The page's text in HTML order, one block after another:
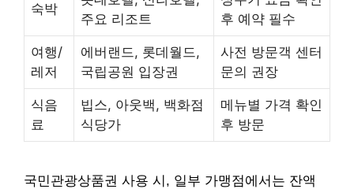
숙박
주요 리조트
후 예약 필수
여행/
레저
에버랜드, 롯데월드,
국립공원 입장권
사전 방문객 센터
문의 권장
식음
료
빕스, 아웃백, 백화점
식당가
메뉴별 가격 확인
후 방문
국민관광상품권 사용 시, 일부 가맹점에서는 잔액